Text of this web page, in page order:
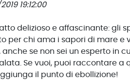
19:12:00
delizioso e affascinante: gli
per chi ama i sapori di mare e
se non sei un esperto in
Se vuoi, puoi raccontare a
il punto di ebollizione!